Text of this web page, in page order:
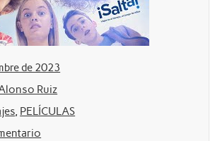
de 2023
Ruiz
, PELÍCULAS